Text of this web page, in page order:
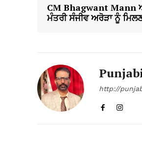
CM Bhagwant Mann
ਮੰਤਰੀ ਸੰਜੀਵ ਅਰੋੜਾ ਨੂੰ
http://